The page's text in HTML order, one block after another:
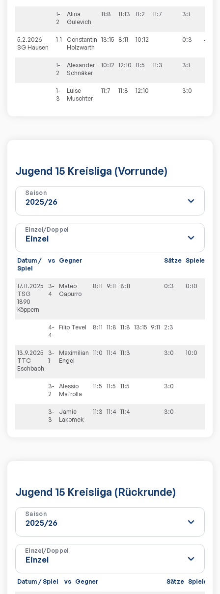
1-
2
Alina
Gulevich
11:8 11:13 11:2 11:7 3:1
5.2.2026
SG Hausen
1-1
Constantin
Holzwarth
13:15 8:11 10:12 0:3 4:6
1-
2
Alexander
Schnäker
10:12 12:10 11:5 11:3 3:1
1-
3
Luise
Muschter
11:7 11:8 12:10 3:0
Jugend 15 Kreisliga (Vorrunde)
Saison
Einzel/Doppel
Datum /
Spiel
vs Gegner Sätze Spiele
17.11.2025
TSG
1890
Köppern
3-
4
Mateo
Capurro
8:11 9:11 8:11 0:3 0:10
4-
4
Filip Tevel 8:11 11:8 11:8 13:15 9:11 2:3
13.9.2025
TTC
Eschbach
3-
1
Maximilian
Engel
11:0 11:4 11:3 3:0 10:0
3-
2
Alessio
Mafrolla
11:5 11:5 11:5 3:0
3-
3
Jamie
Lakomek
11:3 11:4 11:4 3:0
Jugend 15 Kreisliga (Rückrunde)
Saison
Einzel/Doppel
Datum / Spiel vs Gegner Sätze Spiele